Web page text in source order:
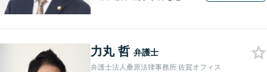
なリーガルサービスを提供い
たします。
力丸 哲 弁護士
弁護士法人桑原法律事務所 佐賀オフィス